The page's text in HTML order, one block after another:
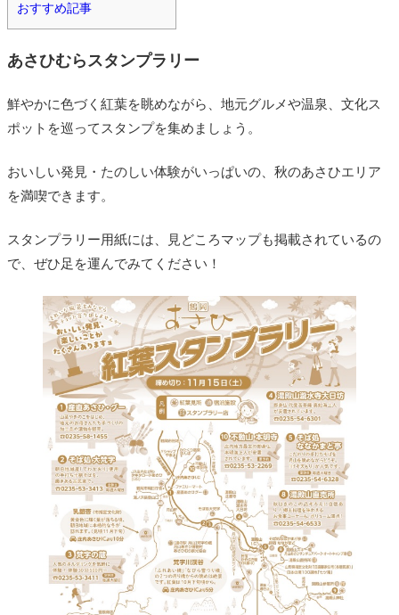
おすすめ記事
あさひむらスタンプラリー
鮮やかに色づく紅葉を眺めながら、地元グルメや温泉、文化ス
ポットを巡ってスタンプを集めましょう。
おいしい発見・たのしい体験がいっぱいの、秋のあさひエリア
を満喫できます。
スタンプラリー用紙には、見どころマップも掲載されているの
で、ぜひ足を運んでみてください！